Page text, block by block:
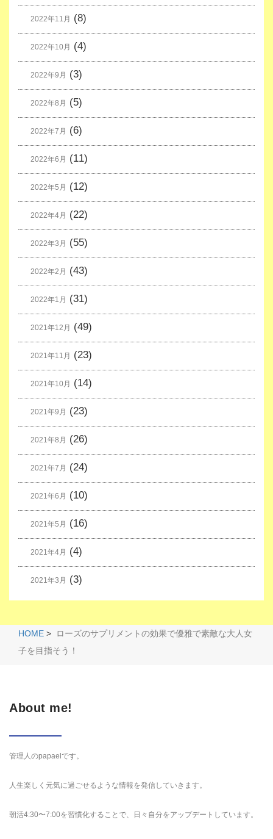
2022年11月 (8)
2022年10月 (4)
2022年9月 (3)
2022年8月 (5)
2022年7月 (6)
2022年6月 (11)
2022年5月 (12)
2022年4月 (22)
2022年3月 (55)
2022年2月 (43)
2022年1月 (31)
2021年12月 (49)
2021年11月 (23)
2021年10月 (14)
2021年9月 (23)
2021年8月 (26)
2021年7月 (24)
2021年6月 (10)
2021年5月 (16)
2021年4月 (4)
2021年3月 (3)
HOME >
ローズのサプリメントの効果で優雅で素敵な大人女
子を目指そう！
About me!
管理人のpapaelです。
人生楽しく元気に過ごせるような情報を発信していきます。
朝活4:30〜7:00を習慣化することで、日々自分をアップデートしています。